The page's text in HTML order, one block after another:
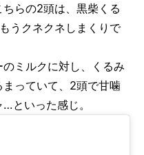
らの2頭は、黒柴くる
うクネクネしまくりで
ミルクに対し、くるみ
っていて、2頭で甘噛
といった感じ。